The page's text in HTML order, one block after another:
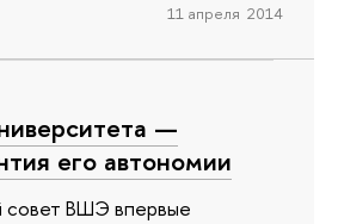
11 апреля 2014
—
его автономии
совет ВШЭ впервые